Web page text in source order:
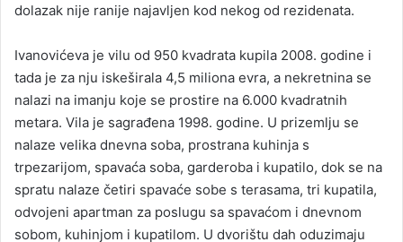
dolazak nije ranije najavljen kod nekog od rezidenata.
Ivanovićeva je vilu od 950 kvadrata kupila 2008. godine i
tada je za nju iskeširala 4,5 miliona evra, a nekretnina se
nalazi na imanju koje se prostire na 6.000 kvadratnih
metara. Vila je sagrađena 1998. godine. U prizemlju se
nalaze velika dnevna soba, prostrana kuhinja s
trpezarijom, spavaća soba, garderoba i kupatilo, dok se na
spratu nalaze četiri spavaće sobe s terasama, tri kupatila,
odvojeni apartman za poslugu sa spavaćom i dnevnom
sobom, kuhinjom i kupatilom. U dvorištu dah oduzimaju